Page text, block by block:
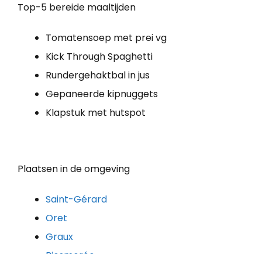
Top-5 bereide maaltijden
Tomatensoep met prei vg
Kick Through Spaghetti
Rundergehaktbal in jus
Gepaneerde kipnuggets
Klapstuk met hutspot
Plaatsen in de omgeving
Saint-Gérard
Oret
Graux